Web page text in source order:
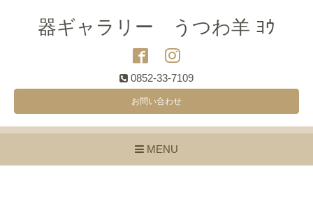
器ギャラリー うつわ羊 ﾖｳ
0852-33-7109
お問い合わせ
MENU